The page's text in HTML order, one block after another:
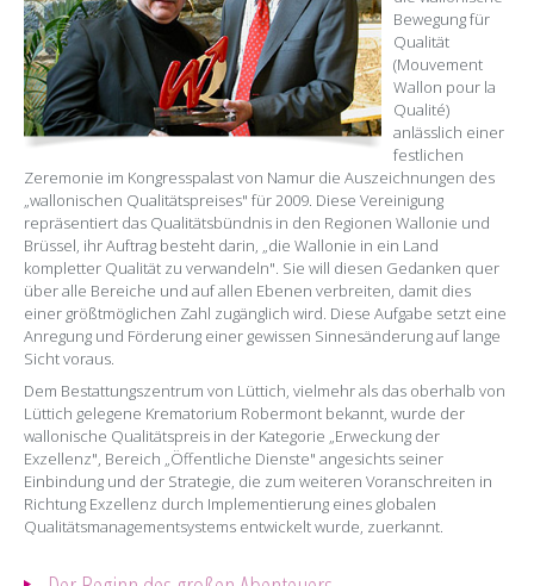
Bewegung für
Qualität
(Mouvement
Wallon pour la
Qualité)
anlässlich einer
festlichen
Zeremonie im Kongresspalast von Namur die Auszeichnungen des
„wallonischen Qualitätspreises" für 2009. Diese Vereinigung
repräsentiert das Qualitätsbündnis in den Regionen Wallonie und
Brüssel, ihr Auftrag besteht darin, „die Wallonie in ein Land
kompletter Qualität zu verwandeln". Sie will diesen Gedanken quer
über alle Bereiche und auf allen Ebenen verbreiten, damit dies
einer größtmöglichen Zahl zugänglich wird. Diese Aufgabe setzt eine
Anregung und Förderung einer gewissen Sinnesänderung auf lange
Sicht voraus.
Dem Bestattungszentrum von Lüttich, vielmehr als das oberhalb von
Lüttich gelegene Krematorium Robermont bekannt, wurde der
wallonische Qualitätspreis in der Kategorie „Erweckung der
Exzellenz", Bereich „Öffentliche Dienste" angesichts seiner
Einbindung und der Strategie, die zum weiteren Voranschreiten in
Richtung Exzellenz durch Implementierung eines globalen
Qualitätsmanagementsystems entwickelt wurde, zuerkannt.